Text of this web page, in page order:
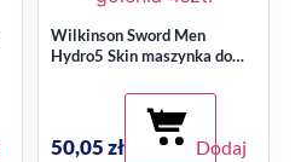
Wilkinson Sword Men
Hydro5 Skin maszynka do
50,05zł Dodaj